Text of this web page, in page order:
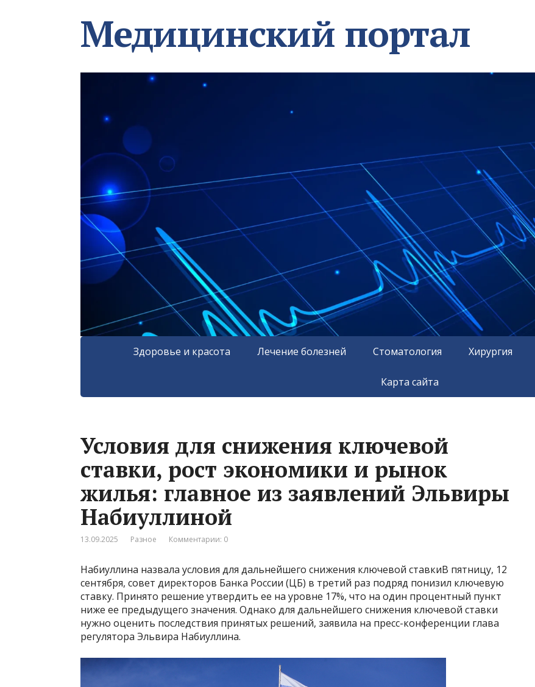
Медицинский портал
Здоровье и красота Лечение болезней Стоматология Хирургия
Карта сайта
Условия для снижения ключевой
ставки, рост экономики и рынок
жилья: главное из заявлений Эльвиры
Набиуллиной
13.09.2025 Разное Комментарии: 0
Набиуллина назвала условия для дальнейшего снижения ключевой ставкиВ пятницу, 12
сентября, совет директоров Банка России (ЦБ) в третий раз подряд понизил ключевую
ставку. Принято решение утвердить ее на уровне 17%, что на один процентный пункт
ниже ее предыдущего значения. Однако для дальнейшего снижения ключевой ставки
нужно оценить последствия принятых решений, заявила на пресс-конференции глава
регулятора Эльвира Набиуллина.